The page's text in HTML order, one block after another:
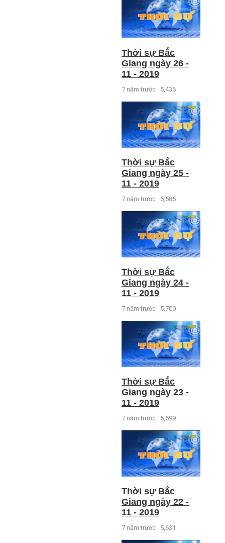
Thời sự Bắc
Giang ngày 26 -
11 - 2019
7 năm trước 5,436
Thời sự Bắc
Giang ngày 25 -
11 - 2019
7 năm trước 5,585
Thời sự Bắc
Giang ngày 24 -
11 - 2019
7 năm trước 5,700
Thời sự Bắc
Giang ngày 23 -
11 - 2019
7 năm trước 5,599
Thời sự Bắc
Giang ngày 22 -
11 - 2019
7 năm trước 5,631